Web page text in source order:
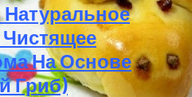
Сажать Для Удачи,
Разноцветными
Натуральное
На Основе
Гриб)